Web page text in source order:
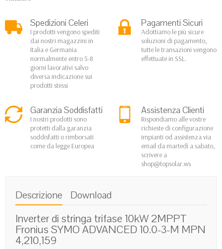
Spedizioni Celeri
I prodotti vengono spediti
dai nostri magazzini in
Italia e Germania
normalmente entro 5-8
giorni lavorativi salvo
diversa indicazione sui
prodotti stessi
Pagamenti Sicuri
Adottiamo le più sicure
soluzioni di pagamento,
tutte le transazioni vengono
effettuate in SSL.
Garanzia Soddisfatti
I nostri prodotti sono
protetti dalla garanzia
soddisfatti o rimborsati
come da legge Europea
Assistenza Clienti
Rispondiamo alle vostre
richieste di configurazione
impianti od assistenza via
email da martedì a sabato,
scrivere a
shop@topsolar.ws
Descrizione Download
Inverter di stringa trifase 10kW 2MPPT
Fronius SYMO ADVANCED 10.0-3-M MPN
4,210,159